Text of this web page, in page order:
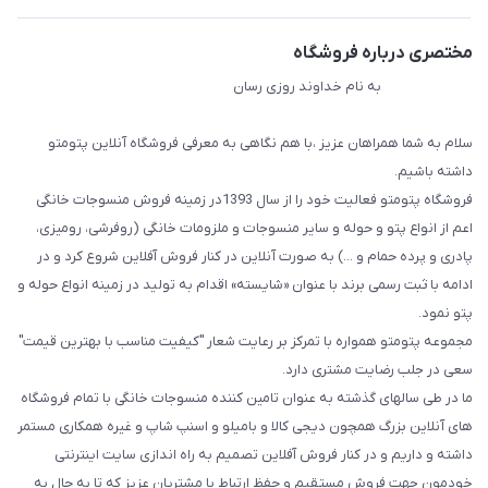
مختصری درباره فروشگاه
به نام خداوند روزی رسان
سلام به شما همراهان عزیز ،با هم نگاهی به معرفی فروشگاه آنلاین پتومتو
داشته باشیم.
فروشگاه پتومتو فعالیت خود را از سال 1393در زمینه فروش منسوجات خانگی
اعم از انواع پتو و حوله و سایر منسوجات و ملزومات خانگی (روفرشی، رومیزی،
پادری و پرده حمام و ...) به صورت آنلاین در کنار فروش آفلاین شروع کرد و در
ادامه با ثبت رسمی برند با عنوان «شایسته» اقدام به تولید در زمینه انواع حوله و
پتو نمود.
مجموعه پتومتو همواره با تمرکز بر رعایت شعار "کیفیت مناسب با بهترین قیمت"
سعی در جلب رضایت مشتری دارد.
ما در طی سالهای گذشته به عنوان تامین کننده منسوجات خانگی با تمام فروشگاه
های آنلاین بزرگ همچون دیجی کالا و بامیلو و اسنپ شاپ و غیره همکاری مستمر
داشته و داریم و در کنار فروش آفلاین تصمیم به راه اندازی سایت اینترنتی
خودمون جهت فروش مستقیم و حفظ ارتباط با مشتریان عزیز که تا به حال به